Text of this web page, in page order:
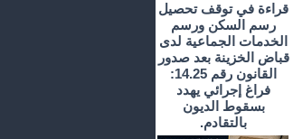
قراءة في توقف تحصيل
رسم السكن ورسم
الخدمات الجماعية لدى
قباض الخزينة بعد صدور
القانون رقم 14.25:
فراغ إجرائي يهدد
بسقوط الديون
بالتقادم.